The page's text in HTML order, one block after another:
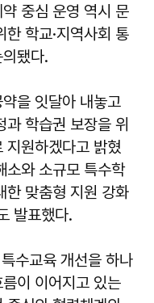
중심 운영 역시 문
학교·지역사회 통
됐다.
을 잇달아 내놓고
학습권 보장을 위
지원하겠다고 밝혔
소와 소규모 특수학
한 맞춤형 지원 강화
발표했다.
수교육 개선을 하나
이 이어지고 있는